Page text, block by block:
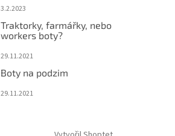
3.2.2023
Traktorky, farmářky, nebo
workers boty?
29.11.2021
Boty na podzim
29.11.2021